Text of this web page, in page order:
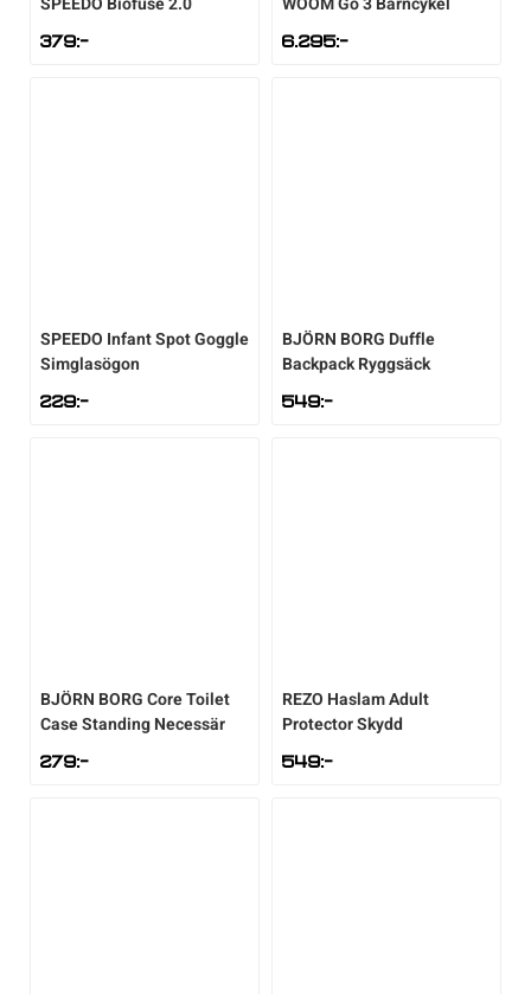
379:- 6.295:-
SPEEDO Infant Spot Goggle
Simglasögon
229:-
BJÖRN BORG Duffle
Backpack Ryggsäck
549:-
BJÖRN BORGCore Toilet
Case Standing Necessär
279:-
REZO Haslam Adult
Protector Skydd
549:-